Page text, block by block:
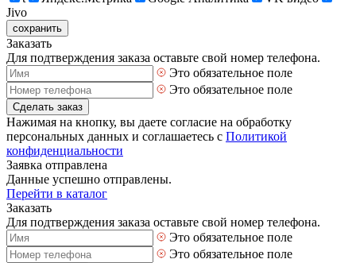
Jivo
сохранить
Заказать
Для подтверждения заказа оставьте свой номер телефона.
Это обязательное поле
Это обязательное поле
Сделать заказ
Нажимая на кнопку, вы даете согласие на обработку
персональных данных и соглашаетесь с Политикой
конфиденциальности
Заявка отправлена
Данные успешно отправлены.
Перейти в каталог
Заказать
Для подтверждения заказа оставьте свой номер телефона.
Это обязательное поле
Это обязательное поле